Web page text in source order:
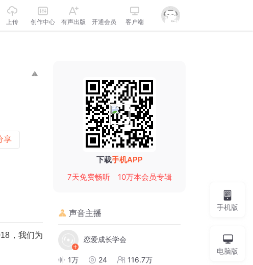
上传 创作中心 有声出版 开通会员 客户端
享
，我们为
下载手机APP
7天免费畅听
10万本会员专辑
声音主播
恋爱成长学会
1万 24 116.7万
手机版
电脑版